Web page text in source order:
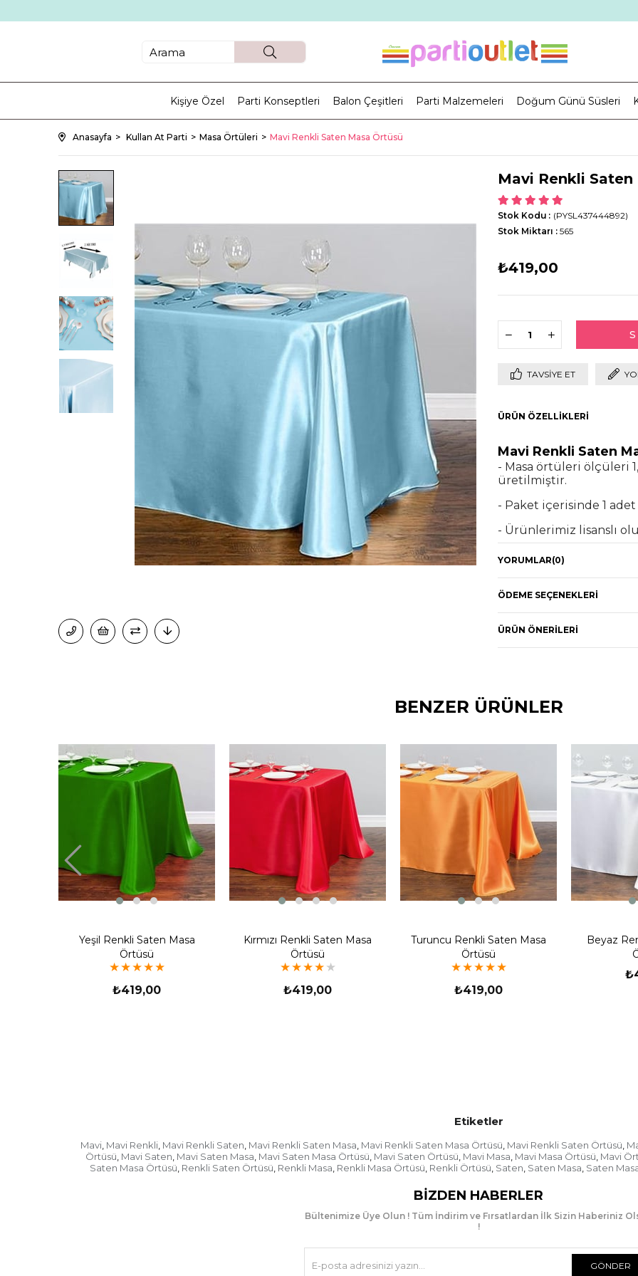
Kişiye Özel Parti Konseptleri Balon Çeşitleri Parti Malzemeleri Doğum Günü Süsleri
Anasayfa Kullan At Parti Masa Örtüleri Mavi Renkli Saten Masa Örtüsü
Mavi Renkli Saten
(PYSL437444892)
Stok Kodu
Stok Miktarı : 565
₺419,00
TAVSIYE ET
ÜRÜN ÖZELLIKLERI
Mavi Renkli Saten
- Masa örtüleri ölçüleri
üretilmiştir.
- Paket içerisinde 1
- Ürünlerimiz lisanslı
Doğum günü partinizi
saten masa örtüsü ile
masaların çoğuna
kaliteli saten
temizliğinizi de
elde etmek
kombinleyebilirsiniz.
YORUMLAR(0)
ÖDEME SEÇENEKLERI
ÜRÜN ÖNERILERI
BENZER ÜRÜNLER
Yeşil Renkli Saten Masa
Örtüsü
★★★★★
₺419,00
Kırmızı Renkli Saten Masa
Örtüsü
★★★★ ★
₺419,00
Turuncu Renkli Saten Masa
Örtüsü
★★★★★
₺419,00
Beyaz
Etiketler
Mavi, Mavi Renkli, Mavi Renkli Saten, Mavi Renkli Saten Masa, Mavi Renkli Saten Masa Örtüsü, Mavi Renkli Saten Örtüsü,
Örtüsü, Mavi Saten, Mavi Saten Masa, Mavi Saten Masa Örtüsü, Mavi Saten Örtüsü, Mavi Masa, Mavi Masa Örtüsü, Mavi
Saten Masa Örtüsü, Renkli Saten Örtüsü, Renkli Masa, Renkli Masa Örtüsü, Renkli Örtüsü, Saten, Saten Masa, Saten
BIZDEN HABERLER
Bültenimize Üye Olun ! Tüm İndirim ve Fırsatlardan İlk Sizin Haberiniz
!
GÖNDER